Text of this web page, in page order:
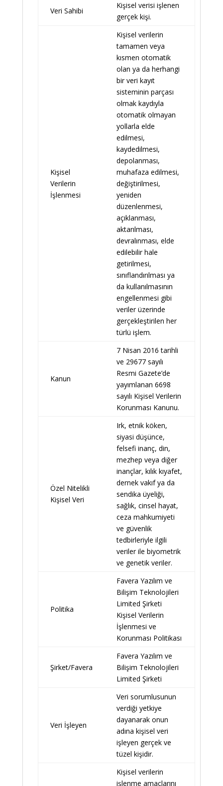
Veri Sahibi
Kişisel verisi işlenen
gerçek kişi.
Kişisel
Verilerin
İşlenmesi
Kişisel verilerin
tamamen veya
kısmen otomatik
olan ya da herhangi
bir veri kayıt
sisteminin parçası
olmak kaydıyla
otomatik olmayan
yollarla elde
edilmesi,
kaydedilmesi,
depolanması,
muhafaza edilmesi,
değiştirilmesi,
yeniden
düzenlenmesi,
açıklanması,
aktarılması,
devralınması, elde
edilebilir hale
getirilmesi,
sınıflandırılması ya
da kullanılmasının
engellenmesi gibi
veriler üzerinde
gerçekleştirilen her
türlü işlem.
Kanun
7 Nisan 2016 tarihli
ve 29677 sayılı
Resmi Gazete’de
yayımlanan 6698
sayılı Kişisel Verilerin
Korunması Kanunu.
Özel Nitelikli
Kişisel Veri
Irk, etnik köken,
siyasi düşünce,
felsefi inanç, din,
mezhep veya diğer
inançlar, kılık kıyafet,
dernek vakıf ya da
sendika üyeliği,
sağlık, cinsel hayat,
ceza mahkumiyeti
ve güvenlik
tedbirleriyle ilgili
veriler ile biyometrik
ve genetik veriler.
Politika
Favera Yazılım ve
Bilişim Teknolojileri
Limited Şirketi
Kişisel Verilerin
İşlenmesi ve
Korunması Politikası
Şirket/Favera
Favera Yazılım ve
Bilişim Teknolojileri
Limited Şirketi
Veri İşleyen
Veri sorumlusunun
verdiği yetkiye
dayanarak onun
adına kişisel veri
işleyen gerçek ve
tüzel kişidir.
Kişisel verilerin
işlenme amaçlarını